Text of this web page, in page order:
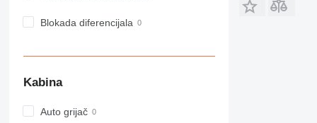
992
C-series
CS
Blokada diferencijala
Kabina
Auto grijač